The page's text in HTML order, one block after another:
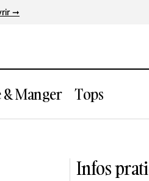
➞
Manger Tops
Infos